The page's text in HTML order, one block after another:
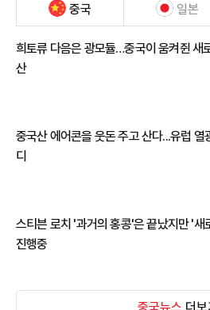
중국 일본
희토류 다음은 광모듈…중국이 움켜쥔 새
산
중국산 에어콘을 웃돈 주고 산다...유럽 열
디
스티븐 로치 '과거의 홍콩'은 끝났지만 '새
진행중
중국뉴스 더보